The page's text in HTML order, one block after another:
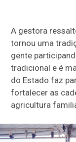
A gestora
tornou uma
gente
tradicional e é
do Estado faz
fortalecer as
agricultura